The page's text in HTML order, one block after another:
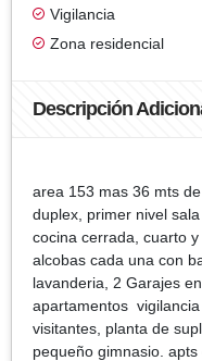
Vigilancia
Zona residencial
Descripción
area 153 mas 36 mts
duplex, primer nivel
cocina cerrada, cuarto
alcobas cada una con
lavanderia, 2 Garajes
apartamentos
visitantes, planta de
pequeño gimnasio. apts